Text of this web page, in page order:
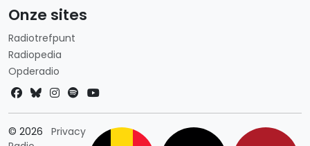
Onze sites
Radiotrefpunt
Radiopedia
Opderadio
© 2026
PrivacyLandkeuze